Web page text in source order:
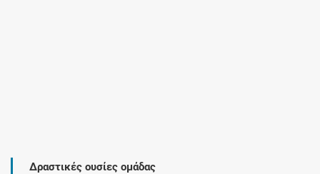
Δραστικές ουσίες ομάδας